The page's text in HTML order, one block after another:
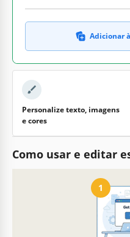
Adicionar
Personalize texto, imagens
e cores
Como usar e editar
1